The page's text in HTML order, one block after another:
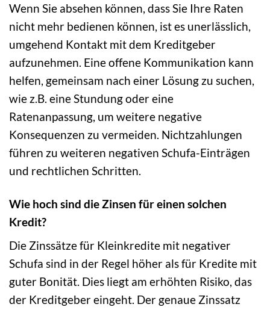
Wenn Sie absehen können, dass Sie Ihre Raten
nicht mehr bedienen können, ist es unerlässlich,
umgehend Kontakt mit dem Kreditgeber
aufzunehmen. Eine offene Kommunikation kann
helfen, gemeinsam nach einer Lösung zu suchen,
wie z.B. eine Stundung oder eine
Ratenanpassung, um weitere negative
Konsequenzen zu vermeiden. Nichtzahlungen
führen zu weiteren negativen Schufa-Einträgen
und rechtlichen Schritten.
Wie hoch sind die Zinsen für einen solchen
Kredit?
Die Zinssätze für Kleinkredite mit negativer
Schufa sind in der Regel höher als für Kredite mit
guter Bonität. Dies liegt am erhöhten Risiko, das
der Kreditgeber eingeht. Der genaue Zinssatz